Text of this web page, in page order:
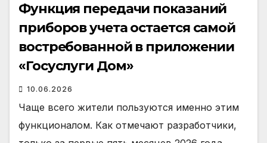
Функция передачи показаний
приборов учета остается самой
востребованной в приложении
«Госуслуги Дом»
10.06.2026
Чаще всего жители пользуются именно этим
функционалом. Как отмечают разработчики,